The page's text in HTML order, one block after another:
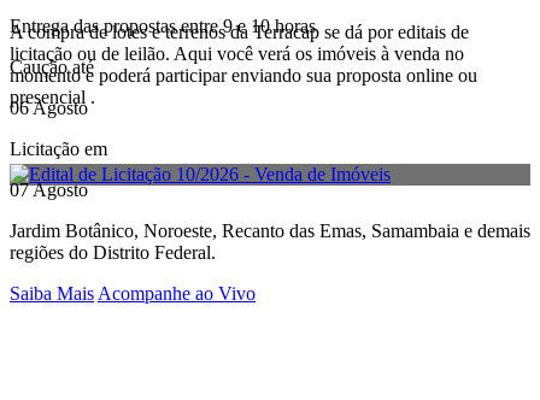
A compra de lotes e terrenos da Terracap se dá por editais de
licitação ou de leilão. Aqui você verá os imóveis à venda no
momento e poderá participar enviando sua proposta online ou
presencial .
Entrega das propostas entre 9 e 10 horas
Caução até
06 Agosto
Licitação em
07 Agosto
Jardim Botânico, Noroeste, Recanto das Emas, Samambaia e demais
regiões do Distrito Federal.
Saiba Mais Acompanhe ao Vivo